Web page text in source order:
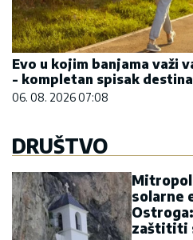
Evo u kojim banjama važi
- kompletan spisak
06. 08. 2026 07:08
DRUŠTVO
solarne
zaštititi